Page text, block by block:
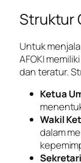
Struktur
Untuk
AFOKI
dan teratur.
Ketua
Wakil
dalam